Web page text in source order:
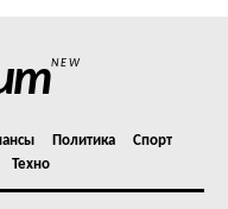
NEW
Политика
Спорт
Техно